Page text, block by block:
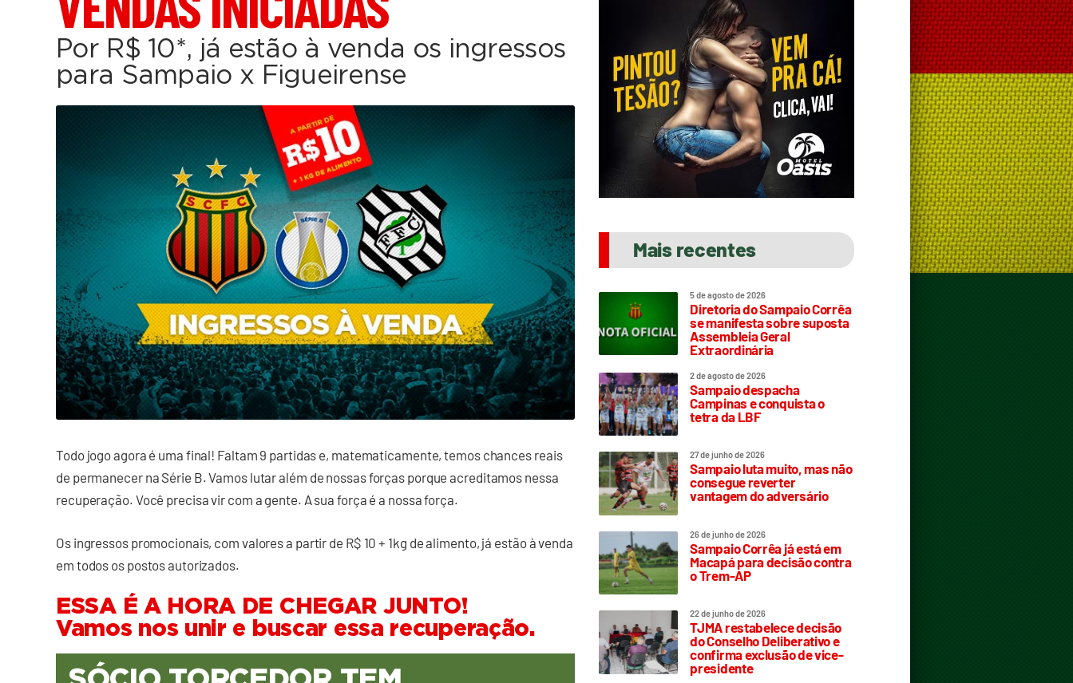
Por R$ 10*, já estão à venda os ingressos
para Sampaio x Figueirense
Todo jogo agora é uma final! Faltam 9 partidas e, matematicamente, temos chances reais
de permanecer na Série B. Vamos lutar além de nossas forças porque acreditamos nessa
recuperação. Você precisa vir com a gente. A sua força é a nossa força.
Os ingressos promocionais, com valores a partir de R$ 10 + 1kg de alimento, já estão à venda
em todos os postos autorizados.
ESSA É A HORA DE CHEGAR JUNTO!
Vamos nos unir e buscar essa recuperação.
Mais recentes
5 de agosto de 2026
Diretoria do Sampaio Corrêa
se manifesta sobre suposta
Assembleia Geral
Extraordinária
2 de agosto de 2026
Sampaio despacha
Campinas e conquista o
tetra da LBF
27 de junho de 2026
Sampaio luta muito, mas não
consegue reverter
vantagem do adversário
26 de junho de 2026
Sampaio Corrêa já está em
Macapá para decisão contra
o Trem-AP
22 de junho de 2026
TJMA restabelece decisão
do Conselho Deliberativo e
confirma exclusão de vice-
presidente